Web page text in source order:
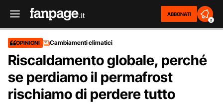
ABBONATI
2
OPINIONI Cambiamenti climatici
Riscaldamento globale, perché
se perdiamo il permafrost
rischiamo di perdere tutto